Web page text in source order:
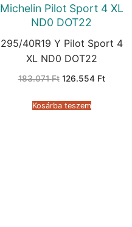
Michelin Pilot Sport 4 XL
ND0 DOT22
295/40R19 Y Pilot Sport 4
XL ND0 DOT22
183.071Ft Original
183.071 Ft.
126.554 Ft
Kosárba teszem